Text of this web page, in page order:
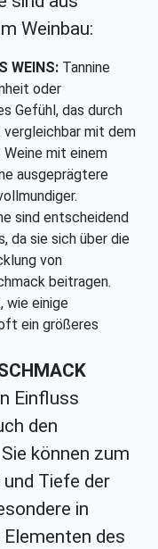
Weinbau:
WEINS: Tannine
oder
Gefühl, das durch
vergleichbar mit dem
Weine mit einem
ausgeprägtere
sind entscheidend
da sie sich über die
von
beitragen.
wie einige
ein größeres
Einfluss
den
können zum
Tiefe der
in
des